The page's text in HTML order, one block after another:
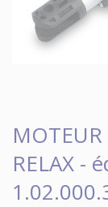
RELAX -